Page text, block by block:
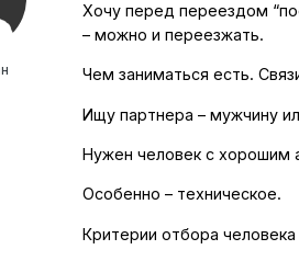
Хочу перед переездом
– можно и переезжать.
Чем заниматься есть.
Ищу партнера – мужчину
Нужен человек с хорошим
Особенно – техническое.
Критерии отбора